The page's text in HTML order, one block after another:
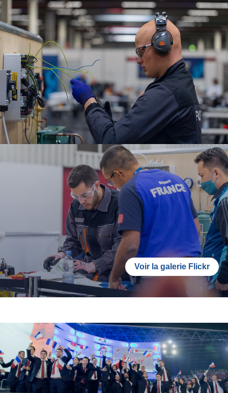
Voir la galerie Flickr